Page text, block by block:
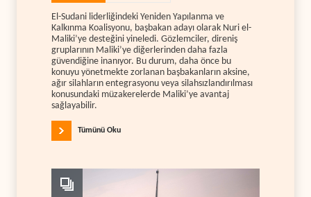
El-Sudani liderliğindeki Yeniden Yapılanma ve
Kalkınma Koalisyonu, başbakan adayı olarak Nuri el-
Maliki’ye desteğini yineledi. Gözlemciler, direniş
gruplarının Maliki’ye diğerlerinden daha fazla
güvendiğine inanıyor. Bu durum, daha önce bu
konuyu yönetmekte zorlanan başbakanların aksine,
ağır silahların entegrasyonu veya silahsızlandırılması
konusundaki müzakerelerde Maliki’ye avantaj
sağlayabilir.
Tümünü Oku